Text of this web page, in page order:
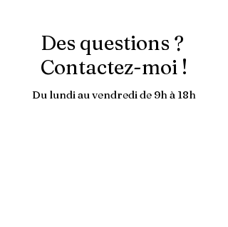
Des questions ?
Contactez-moi !
Du lundi au vendredi de 9h à 18h